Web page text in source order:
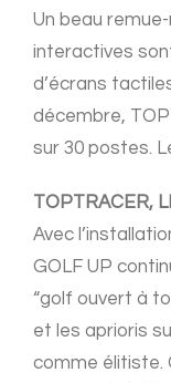
Un beau
interactives
d’écrans
décembre,
sur 30 postes.
TOPTRACER,
Avec
GOLF UP
“golf ouvert à
et les aprioris
comme élitiste.